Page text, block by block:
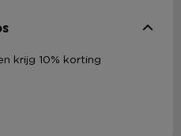
krijg 10% korting